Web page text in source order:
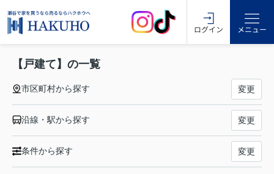
ログイン メニュー
【戸建て】の一覧
市区町村から探す 変更
沿線・駅から探す 変更
条件から探す 変更